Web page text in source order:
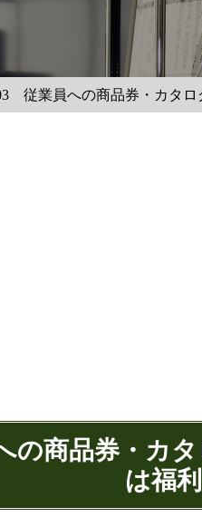
従業員への商品券・カタロ
商品券・カ
は福